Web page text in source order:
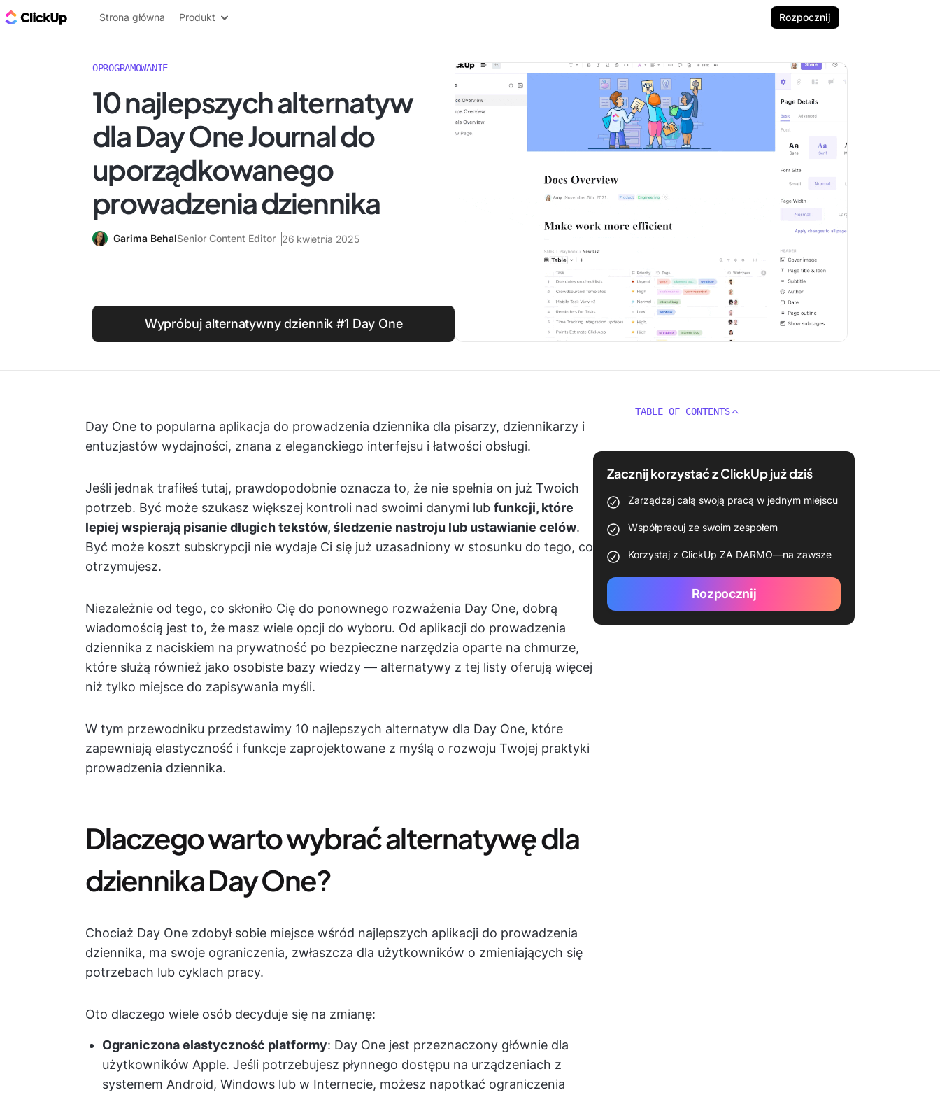
ClickUp Blog
Strona główna Produkt Rozpocznij
OPROGRAMOWANIE
10 najlepszych alternatyw
dla Day One Journal do
uporządkowanego
prowadzenia dziennika
Garima BehalSenior Content Editor 26 kwietnia 2025
Wypróbuj alternatywny dziennik #1 Day One
Day One to popularna aplikacja do prowadzenia dziennika dla pisarzy, dziennikarzy i
entuzjastów wydajności, znana z eleganckiego interfejsu i łatwości obsługi.
Jeśli jednak trafiłeś tutaj, prawdopodobnie oznacza to, że nie spełnia on już Twoich
potrzeb. Być może szukasz większej kontroli nad swoimi danymi lub funkcji, które
lepiej wspierają pisanie długich tekstów, śledzenie nastroju lub ustawianie celów.
Być może koszt subskrypcji nie wydaje Ci się już uzasadniony w stosunku do tego, co
otrzymujesz.
Niezależnie od tego, co skłoniło Cię do ponownego rozważenia Day One, dobrą
wiadomością jest to, że masz wiele opcji do wyboru. Od aplikacji do prowadzenia
dziennika z naciskiem na prywatność po bezpieczne narzędzia oparte na chmurze,
które służą również jako osobiste bazy wiedzy — alternatywy z tej listy oferują więcej
niż tylko miejsce do zapisywania myśli.
W tym przewodniku przedstawimy 10 najlepszych alternatyw dla Day One, które
zapewniają elastyczność i funkcje zaprojektowane z myślą o rozwoju Twojej praktyki
prowadzenia dziennika.
Dlaczego warto wybrać alternatywę dla
dziennika Day One?
Chociaż Day One zdobył sobie miejsce wśród najlepszych aplikacji do prowadzenia
dziennika, ma swoje ograniczenia, zwłaszcza dla użytkowników o zmieniających się
potrzebach lub cyklach pracy.
Oto dlaczego wiele osób decyduje się na zmianę:
Ograniczona elastyczność platformy: Day One jest przeznaczony głównie dla
użytkowników Apple. Jeśli potrzebujesz płynnego dostępu na urządzeniach z
systemem Android, Windows lub w Internecie, możesz napotkać ograniczenia
TABLE OF CONTENTS
Zacznij korzystać z ClickUp już dziś
Zarządzaj całą swoją pracą w jednym miejscu
Współpracuj ze swoim zespołem
Korzystaj z ClickUp ZA DARMO—na zawsze
Rozpocznij